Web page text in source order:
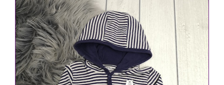
IN DEN WARENKORB / DETAILS